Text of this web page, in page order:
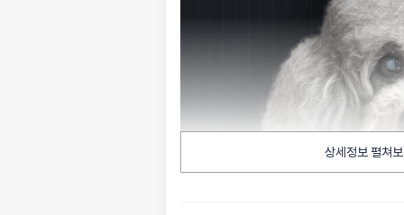
상세정보 펼쳐